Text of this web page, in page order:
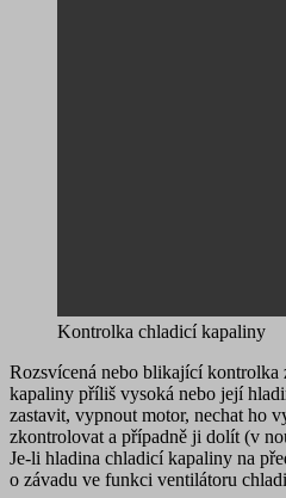
Kontrolka chladicí kapaliny
Rozsvícená nebo blikající kontrolka
kapaliny příliš vysoká nebo její
zastavit, vypnout motor, nechat ho
zkontrolovat a případně ji dolít (v
Je-li hladina chladicí kapaliny na
o závadu ve funkci ventilátoru